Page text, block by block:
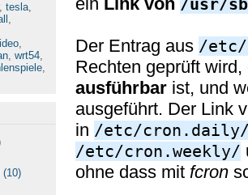
, tesla,
,
,
, wrt54,
,
(10)
/usr/
Der Entrag aus /etc/
Rechten geprüft
ausführbarist, und
ausgeführt. Der Link
in /etc/
/etc/cron.weekly/
ohne dass mit fcron